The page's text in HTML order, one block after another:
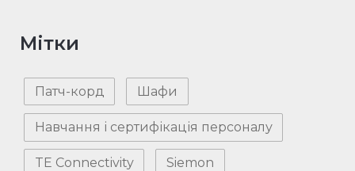
Мітки
Патч-корд Шафи
Навчання і сертифікація персоналу
TE Connectivity Siemon